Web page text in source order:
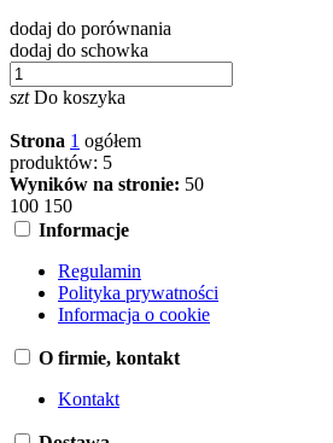
dodaj do porównania
dodaj do schowka
szt Do koszyka
Strona 1 ogółem
produktów: 5
Wyników na stronie: 50
100 150
Informacje
Regulamin
Polityka prywatności
Informacja o cookie
O firmie, kontakt
Kontakt